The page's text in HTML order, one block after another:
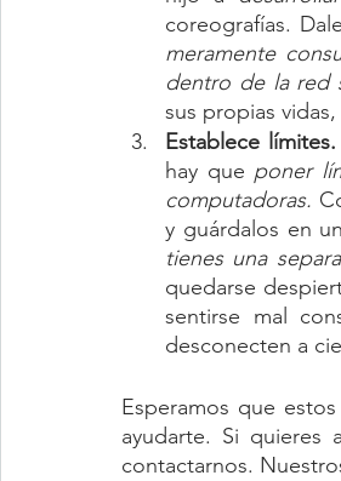
coreografías.
meramente
dentro de la red
sus propias
Establece límites.
hay que poner
computadoras.
y guárdalos en
tienes una
quedarse
sentirse mal
desconecten a
Esperamos que
ayudarte. Si
contactarnos.